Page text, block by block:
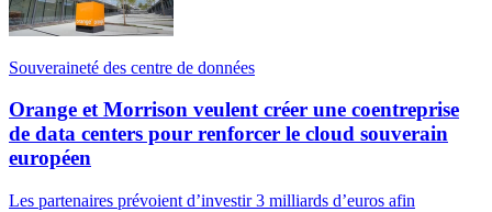
Souveraineté des centre de données
Orange et Morrison veulent créer une coentreprise
de data centers pour renforcer le cloud souverain
européen
Les partenaires prévoient d’investir 3 milliards d’euros afin